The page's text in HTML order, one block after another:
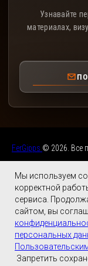
Узнавайте
материалах,
FerGipps © 2026. Все
Мы используем
корректной
сервиса.
сайтом, вы
персональных
Запретить